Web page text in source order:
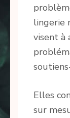
lingerie
visent à
Elles
sur